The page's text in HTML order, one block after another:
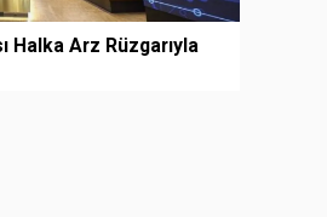
Halka Arz Rüzgarıyla